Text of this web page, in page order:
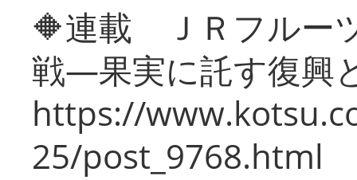
🔶連載 ＪＲフルー
戦―果実に託す復興
https://
25/post_9768.html